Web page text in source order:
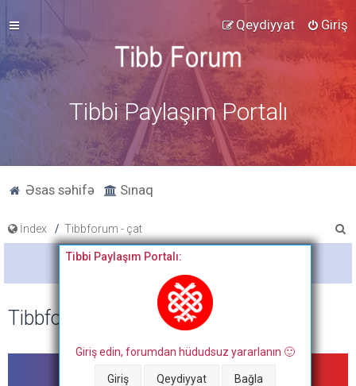
Giriş
Qeydiyyat
Tibbi Paylaşım Portalı
Əsas səhifə Sınaq
İndex Tibbforum - çat
Bitdi
Tibbi Paylaşım Portalı:
Giriş edin, forumdan hüdudsuz yararlanın 🙂
Giriş Qeydiyyat Bağla
Tibbforum - çat
Tibbforum - çat